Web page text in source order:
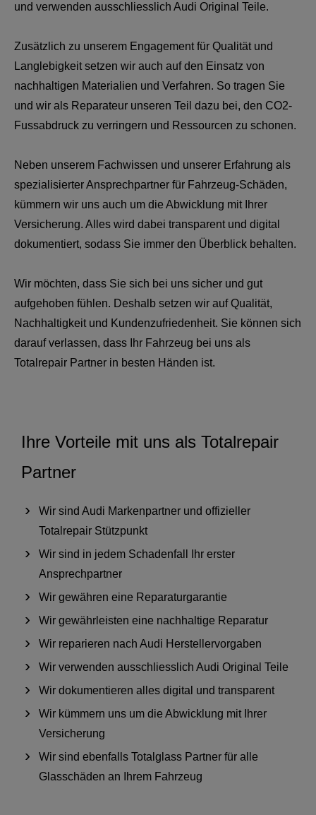
und verwenden ausschliesslich Audi Original Teile.
Zusätzlich zu unserem Engagement für Qualität und
Langlebigkeit setzen wir auch auf den Einsatz von
nachhaltigen Materialien und Verfahren. So tragen Sie
und wir als Reparateur unseren Teil dazu bei, den CO2-
Fussabdruck zu verringern und Ressourcen zu schonen.
Neben unserem Fachwissen und unserer Erfahrung als
spezialisierter Ansprechpartner für Fahrzeug-Schäden,
kümmern wir uns auch um die Abwicklung mit Ihrer
Versicherung. Alles wird dabei transparent und digital
dokumentiert, sodass Sie immer den Überblick behalten.
Wir möchten, dass Sie sich bei uns sicher und gut
aufgehoben fühlen. Deshalb setzen wir auf Qualität,
Nachhaltigkeit und Kundenzufriedenheit. Sie können sich
darauf verlassen, dass Ihr Fahrzeug bei uns als
Totalrepair Partner in besten Händen ist.
Ihre Vorteile mit uns als Totalrepair
Partner
Wir sind Audi Markenpartner und offizieller
Totalrepair Stützpunkt
Wir sind in jedem Schadenfall Ihr erster
Ansprechpartner
Wir gewähren eine Reparaturgarantie
Wir gewährleisten eine nachhaltige Reparatur
Wir reparieren nach Audi Herstellervorgaben
Wir verwenden ausschliesslich Audi Original Teile
Wir dokumentieren alles digital und transparent
Wir kümmern uns um die Abwicklung mit Ihrer
Versicherung
Wir sind ebenfalls Totalglass Partner für alle
Glasschäden an Ihrem Fahrzeug